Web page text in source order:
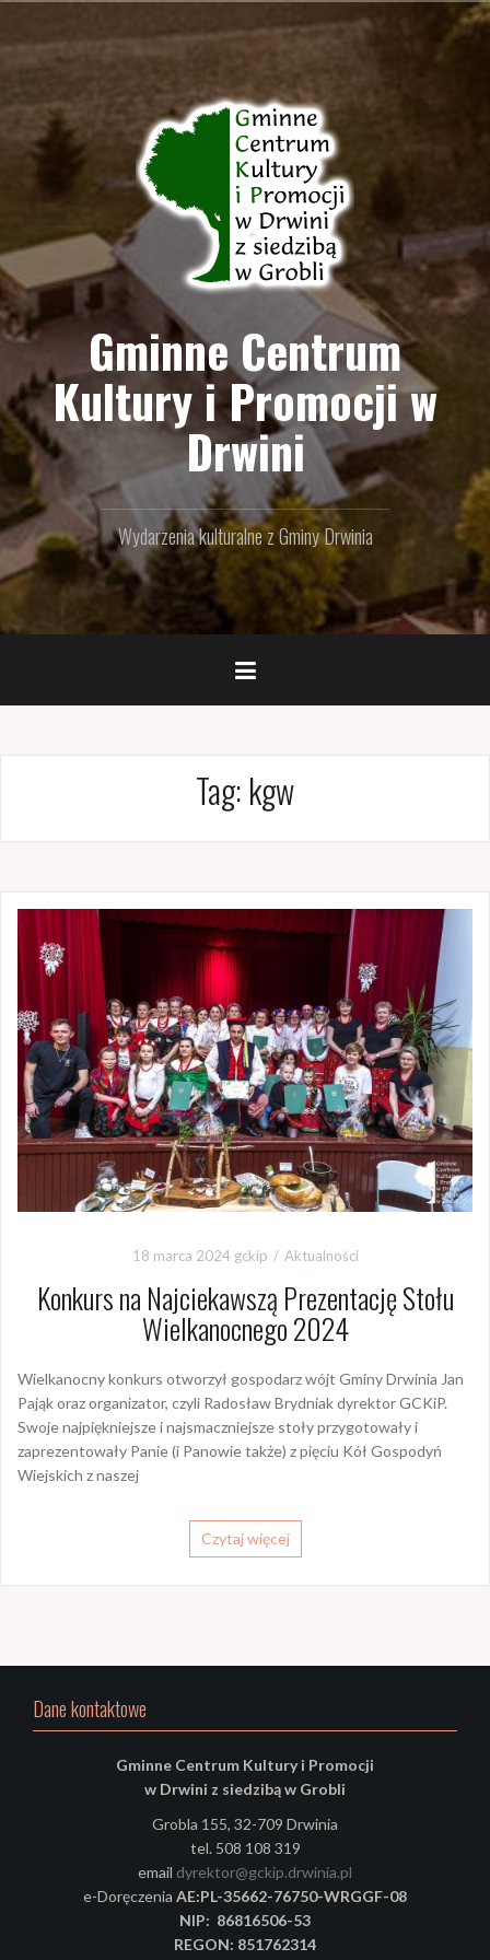
Gminne Centrum
Kultury i Promocji w
Drwini
Wydarzenia kulturalne z Gminy Drwinia
Tag: kgw
18 marca 2024 gckip Aktualności
Konkurs na Najciekawszą Prezentację Stołu
Wielkanocnego 2024
Wielkanocny konkurs otworzył gospodarz wójt Gminy Drwinia Jan
Pająk oraz organizator, czyli Radosław Brydniak dyrektor GCKiP.
Swoje najpiękniejsze i najsmaczniejsze stoły przygotowały i
zaprezentowały Panie (i Panowie także) z pięciu Kół Gospodyń
Wiejskich z naszej
Czytaj więcej
Dane kontaktowe
Gminne Centrum Kultury i Promocji
w Drwini z siedzibą w Grobli
Grobla 155, 32-709 Drwinia
tel. 508 108 319
email dyrektor@gckip.drwinia.pl
e-Doręczenia AE:PL-35662-76750-WRGGF-08
NIP: 86816506-53
REGON: 851762314